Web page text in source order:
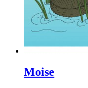
Moise